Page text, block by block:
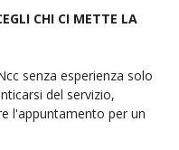
CHI CI METTE LA
senza esperienza solo
del servizio,
l'appuntamento per un